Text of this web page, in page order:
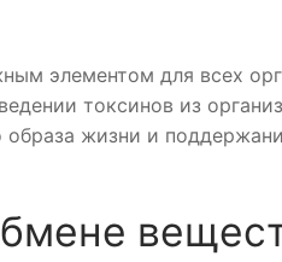
элементом для всех
токсинов из
образа жизни и